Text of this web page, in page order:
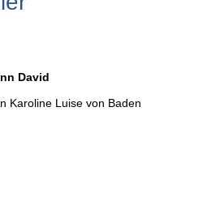
David
Karoline Luise von Baden